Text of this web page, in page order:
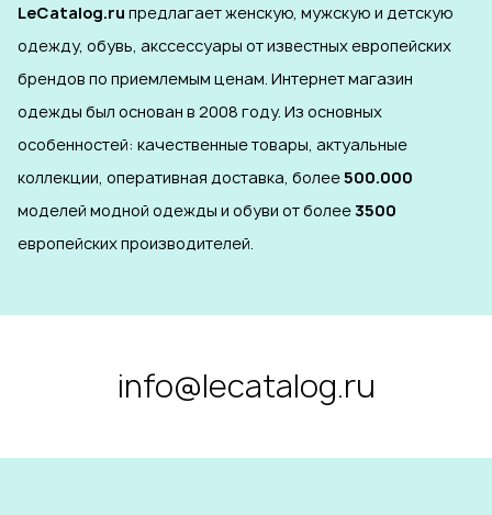
LeCatalog.ru предлагает женскую, мужскую и детскую
одежду, обувь, акссессуары от известных европейских
брендов по приемлемым ценам. Интернет магазин
одежды был основан в 2008 году. Из основных
особенностей: качественные товары, актуальные
коллекции, оперативная доставка, более500.000
моделей модной одежды и обуви от более3500
европейских производителей.
info@lecatalog.ru